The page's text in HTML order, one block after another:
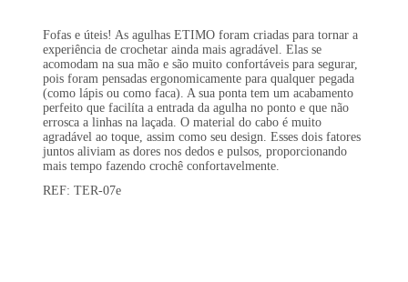
Fofas e úteis! As agulhas ETIMO foram criadas para tornar a
experiência de crochetar ainda mais agradável. Elas se
acomodam na sua mão e são muito confortáveis para segurar,
pois foram pensadas ergonomicamente para qualquer pegada
(como lápis ou como faca). A sua ponta tem um acabamento
perfeito que facilíta a entrada da agulha no ponto e que não
errosca a linhas na laçada. O material do cabo é muito
agradável ao toque, assim como seu design. Esses dois fatores
juntos aliviam as dores nos dedos e pulsos, proporcionando
mais tempo fazendo crochê confortavelmente.
REF: TER-07e